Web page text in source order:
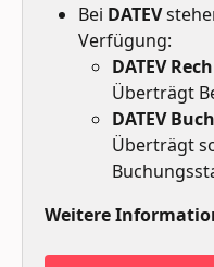
Bei DATEV
Verfügung:
DATEV
Überträgt
DATEV
Überträgt
Weitere